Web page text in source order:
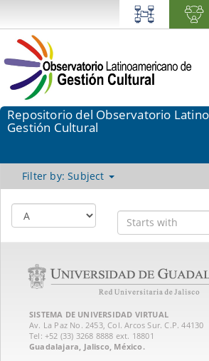
Repositorio del Observatorio
Gestión Cultural
Filter by: Subject
SISTEMA DE UNIVERSIDAD VIRTUAL
Av. La Paz No. 2453, Col. Arcos Sur. C.P. 44130
Tel: +52 (33) 3268 8888‏ ext. 18801
Guadalajara, Jalisco, México.